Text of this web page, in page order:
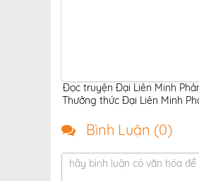
Đọc truyện Đại Liên Minh
Thưởng thức Đại Liên Minh
Bình Luận (0)
hãy bình luận có văn hóa